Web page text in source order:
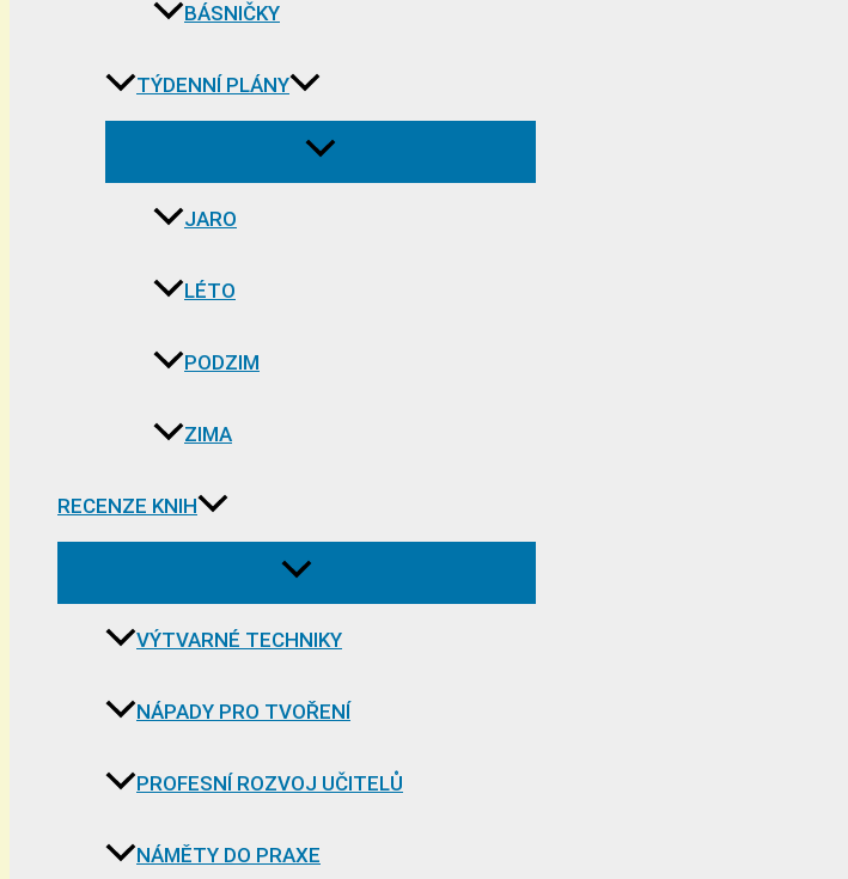
BÁSNIČKY
TÝDENNÍ PLÁNY
JARO
LÉTO
PODZIM
ZIMA
RECENZE KNIH
VÝTVARNÉ TECHNIKY
NÁPADY PRO TVOŘENÍ
PROFESNÍ ROZVOJ UČITELŮ
NÁMĚTY DO PRAXE